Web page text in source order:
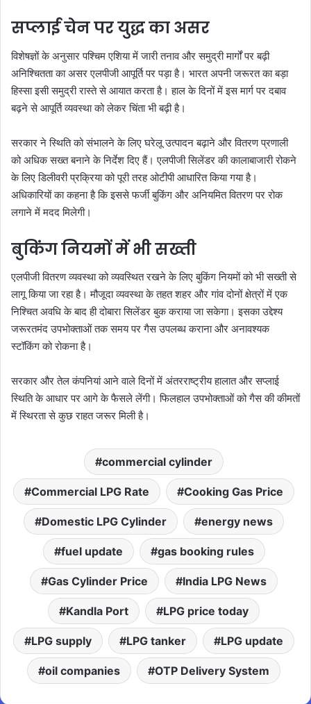
सप्लाई चेन पर युद्ध का असर
विशेषज्ञों के अनुसार पश्चिम एशिया में जारी तनाव और समुद्री मार्गों पर बढ़ी
अनिश्चितता का असर एलपीजी आपूर्ति पर पड़ा है। भारत अपनी जरूरत का बड़ा
हिस्सा इसी समुद्री रास्ते से आयात करता है। हाल के दिनों में इस मार्ग पर दबाव
बढ़ने से आपूर्ति व्यवस्था को लेकर चिंता भी बढ़ी है।
सरकार ने स्थिति को संभालने के लिए घरेलू उत्पादन बढ़ाने और वितरण प्रणाली
को अधिक सख्त बनाने के निर्देश दिए हैं। एलपीजी सिलेंडर की कालाबाजारी रोकने
के लिए डिलीवरी प्रक्रिया को पूरी तरह ओटीपी आधारित किया गया है।
अधिकारियों का कहना है कि इससे फर्जी बुकिंग और अनियमित वितरण पर रोक
लगाने में मदद मिलेगी।
बुकिंग नियमों में भी सख्ती
एलपीजी वितरण व्यवस्था को व्यवस्थित रखने के लिए बुकिंग नियमों को भी सख्ती से
लागू किया जा रहा है। मौजूदा व्यवस्था के तहत शहर और गांव दोनों क्षेत्रों में एक
निश्चित अवधि के बाद ही दोबारा सिलेंडर बुक कराया जा सकेगा। इसका उद्देश्य
जरूरतमंद उपभोक्ताओं तक समय पर गैस उपलब्ध कराना और अनावश्यक
स्टॉकिंग को रोकना है।
सरकार और तेल कंपनियां आने वाले दिनों में अंतरराष्ट्रीय हालात और सप्लाई
स्थिति के आधार पर आगे के फैसले लेंगी। फिलहाल उपभोक्ताओं को गैस की कीमतों
में स्थिरता से कुछ राहत जरूर मिली है।
commercial cylinder
Commercial LPG Rate Cooking Gas Price
Domestic LPG Cylinder energy news
fuel update gas booking rules
Gas Cylinder Price India LPG News
Kandla Port LPG price today
LPG supply LPG tanker LPG update
oil companies OTP Delivery System